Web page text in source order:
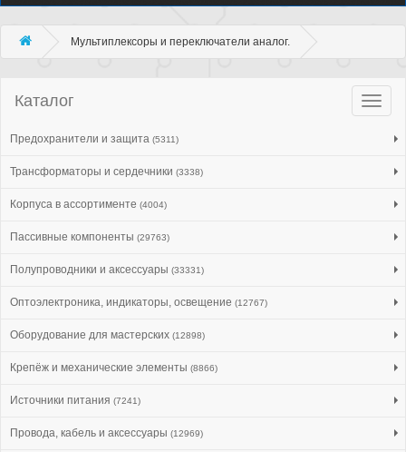
Мультиплексоры и переключатели аналог.
Каталог
Предохранители и защита (5311)
Трансформаторы и сердечники (3338)
Корпуса в ассортименте (4004)
Пассивные компоненты (29763)
Полупроводники и аксессуары (33331)
Оптоэлектроника, индикаторы, освещение (12767)
Оборудование для мастерских (12898)
Крепёж и механические элементы (8866)
Источники питания (7241)
Провода, кабель и аксессуары (12969)